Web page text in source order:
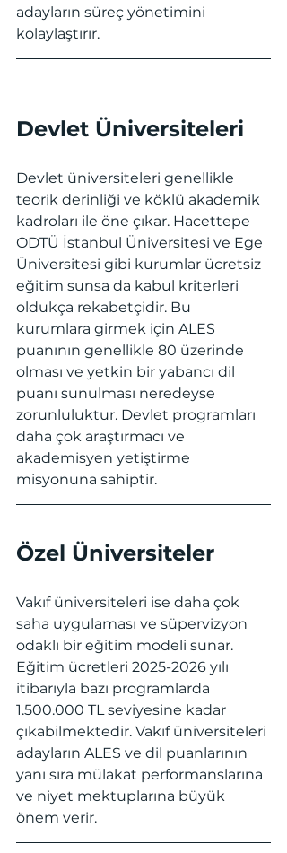
adayların süreç yönetimini
kolaylaştırır.
Devlet Üniversiteleri
Devlet üniversiteleri genellikle
teorik derinliği ve köklü akademik
kadroları ile öne çıkar. Hacettepe
ODTÜ İstanbul Üniversitesi ve Ege
Üniversitesi gibi kurumlar ücretsiz
eğitim sunsa da kabul kriterleri
oldukça rekabetçidir. Bu
kurumlara girmek için ALES
puanının genellikle 80 üzerinde
olması ve yetkin bir yabancı dil
puanı sunulması neredeyse
zorunluluktur. Devlet programları
daha çok araştırmacı ve
akademisyen yetiştirme
misyonuna sahiptir.
Özel Üniversiteler
Vakıf üniversiteleri ise daha çok
saha uygulaması ve süpervizyon
odaklı bir eğitim modeli sunar.
Eğitim ücretleri 2025-2026 yılı
itibarıyla bazı programlarda
1.500.000 TL seviyesine kadar
çıkabilmektedir. Vakıf üniversiteleri
adayların ALES ve dil puanlarının
yanı sıra mülakat performanslarına
ve niyet mektuplarına büyük
önem verir.